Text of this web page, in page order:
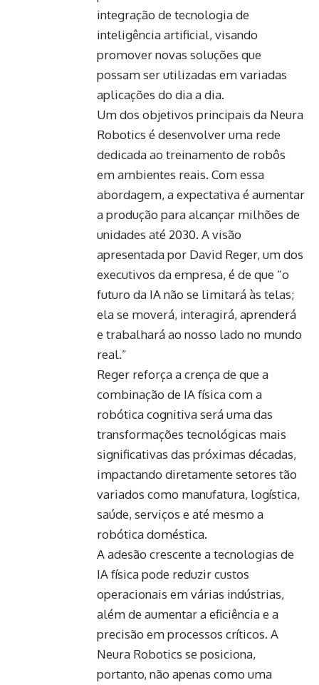
integração de tecnologia de
inteligência artificial, visando
promover novas soluções que
possam ser utilizadas em variadas
aplicações do dia a dia.
Um dos objetivos principais da Neura
Robotics é desenvolver uma rede
dedicada ao treinamento de robôs
em ambientes reais. Com essa
abordagem, a expectativa é aumentar
a produção para alcançar milhões de
unidades até 2030. A visão
apresentada por David Reger, um dos
executivos da empresa, é de que “o
futuro da IA não se limitará às telas;
ela se moverá, interagirá, aprenderá
e trabalhará ao nosso lado no mundo
real.”
Reger reforça a crença de que a
combinação de IA física com a
robótica cognitiva será uma das
transformações tecnológicas mais
significativas das próximas décadas,
impactando diretamente setores tão
variados como manufatura, logística,
saúde, serviços e até mesmo a
robótica doméstica.
A adesão crescente a tecnologias de
IA física pode reduzir custos
operacionais em várias indústrias,
além de aumentar a eficiência e a
precisão em processos críticos. A
Neura Robotics se posiciona,
portanto, não apenas como uma